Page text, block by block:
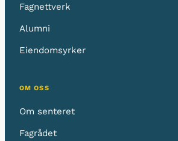
Fagnettverk
Alumni
Eiendomsyrker
OM OSS
Om senteret
Fagrådet